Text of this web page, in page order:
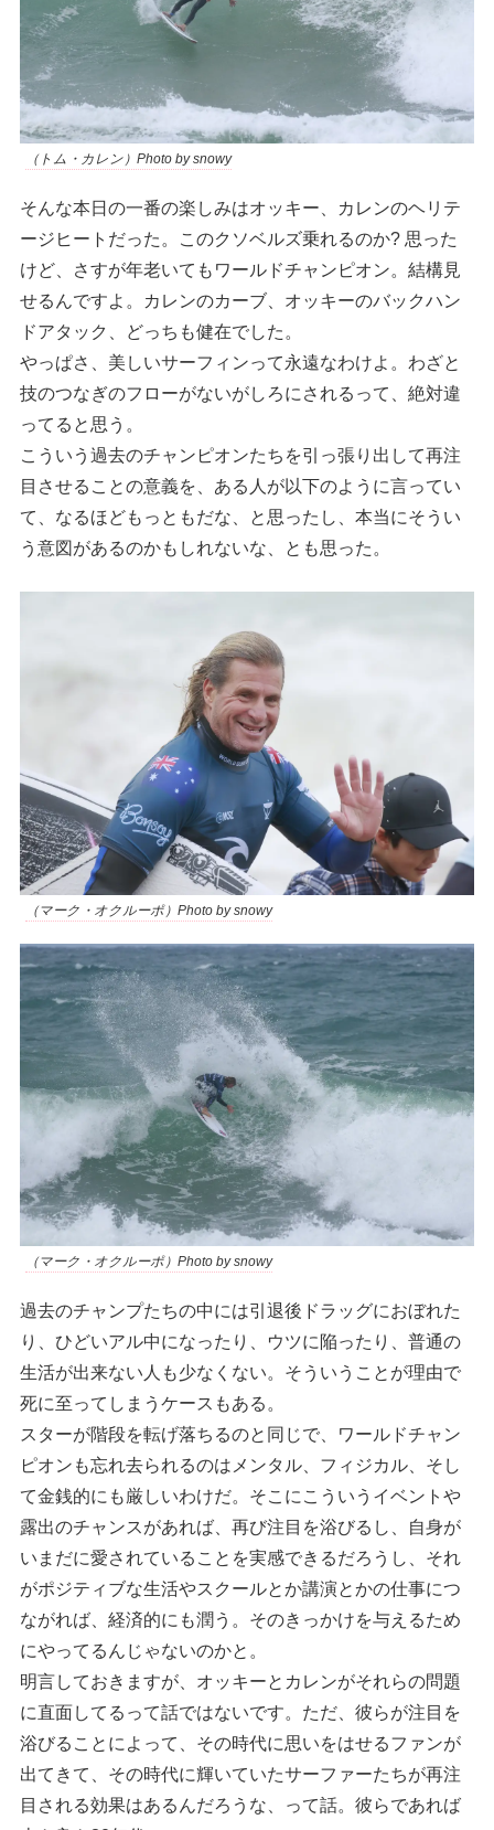
（トム・カレン）Photo by snowy
そんな本日の一番の楽しみはオッキー、カレンのヘリテ
ージヒートだった。このクソベルズ乗れるのか? 思った
けど、さすが年老いてもワールドチャンピオン。結構見
せるんですよ。カレンのカーブ、オッキーのバックハン
ドアタック、どっちも健在でした。
やっぱさ、美しいサーフィンって永遠なわけよ。わざと
技のつなぎのフローがないがしろにされるって、絶対違
ってると思う。
こういう過去のチャンピオンたちを引っ張り出して再注
目させることの意義を、ある人が以下のように言ってい
て、なるほどもっともだな、と思ったし、本当にそうい
う意図があるのかもしれないな、とも思った。
（マーク・オクルーポ）Photo by snowy
（マーク・オクルーポ）Photo by snowy
過去のチャンプたちの中には引退後ドラッグにおぼれた
り、ひどいアル中になったり、ウツに陥ったり、普通の
生活が出来ない人も少なくない。そういうことが理由で
死に至ってしまうケースもある。
スターが階段を転げ落ちるのと同じで、ワールドチャン
ピオンも忘れ去られるのはメンタル、フィジカル、そし
て金銭的にも厳しいわけだ。そこにこういうイベントや
露出のチャンスがあれば、再び注目を浴びるし、自身が
いまだに愛されていることを実感できるだろうし、それ
がポジティブな生活やスクールとか講演とかの仕事につ
ながれば、経済的にも潤う。そのきっかけを与えるため
にやってるんじゃないのかと。
明言しておきますが、オッキーとカレンがそれらの問題
に直面してるって話ではないです。ただ、彼らが注目を
浴びることによって、その時代に思いをはせるファンが
出てきて、その時代に輝いていたサーファーたちが再注
目される効果はあるんだろうな、って話。彼らであれば